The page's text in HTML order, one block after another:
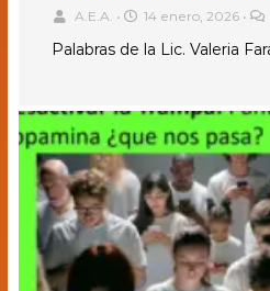
A.E.A. • 14 enero, 2026 •
Palabras de la Lic. Valeria